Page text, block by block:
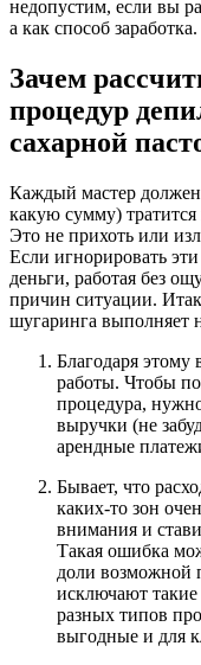
недопустим, если вы
а как способ заработка.
Зачем
процедур
сахарной
Каждый мастер должен
какую сумму)
Это не прихоть или
Если игнорировать
деньги, работая без
причин ситуации.
шугаринга выполняет
Благодаря этому
работы. Чтобы
процедура,
выручки (не
арендные
Бывает, что
каких-то зон
внимания и
Такая ошибка
доли возможной
исключают такие
разных типов
выгодные и для